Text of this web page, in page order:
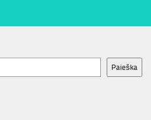
Paieška